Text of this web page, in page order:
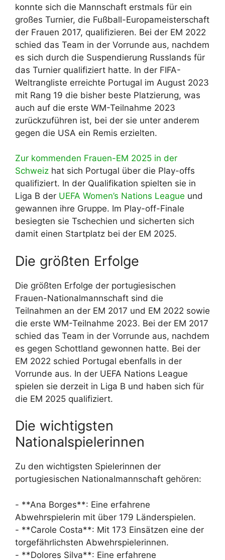
konnte sich die Mannschaft erstmals für ein
großes Turnier, die Fußball-Europameisterschaft
der Frauen 2017, qualifizieren. Bei der EM 2022
schied das Team in der Vorrunde aus, nachdem
es sich durch die Suspendierung Russlands für
das Turnier qualifiziert hatte. In der FIFA-
Weltrangliste erreichte Portugal im August 2023
mit Rang 19 die bisher beste Platzierung, was
auch auf die erste WM-Teilnahme 2023
zurückzuführen ist, bei der sie unter anderem
gegen die USA ein Remis erzielten.
Zur kommenden Frauen-EM 2025 in der
Schweiz hat sich Portugal über die Play-offs
qualifiziert. In der Qualifikation spielten sie in
Liga B der UEFA Women’s Nations League und
gewannen ihre Gruppe. Im Play-off-Finale
besiegten sie Tschechien und sicherten sich
damit einen Startplatz bei der EM 2025.
Die größten Erfolge
Die größten Erfolge der portugiesischen
Frauen-Nationalmannschaft sind die
Teilnahmen an der EM 2017 und EM 2022 sowie
die erste WM-Teilnahme 2023. Bei der EM 2017
schied das Team in der Vorrunde aus, nachdem
es gegen Schottland gewonnen hatte. Bei der
EM 2022 schied Portugal ebenfalls in der
Vorrunde aus. In der UEFA Nations League
spielen sie derzeit in Liga B und haben sich für
die EM 2025 qualifiziert.
Die wichtigsten
Nationalspielerinnen
Zu den wichtigsten Spielerinnen der
portugiesischen Nationalmannschaft gehören:
- **Ana Borges**: Eine erfahrene
Abwehrspielerin mit über 179 Länderspielen.
- **Carole Costa**: Mit 173 Einsätzen eine der
torgefährlichsten Abwehrspielerinnen.
- **Dolores Silva**: Eine erfahrene